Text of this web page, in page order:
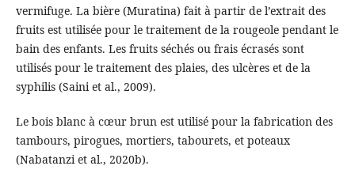
vermifuge. La bière (Muratina) fait à partir de l’extrait des
fruits est utilisée pour le traitement de la rougeole pendant le
bain des enfants. Les fruits séchés ou frais écrasés sont
utilisés pour le traitement des plaies, des ulcères et de la
syphilis (Saini et al., 2009).
Le bois blanc à cœur brun est utilisé pour la fabrication des
tambours, pirogues, mortiers, tabourets, et poteaux
(Nabatanzi et al., 2020b).